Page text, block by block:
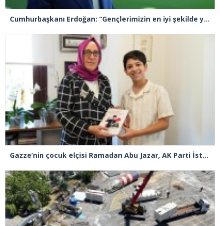
Cumhurbaşkanı Erdoğan: “Gençlerimizin en iyi şekilde yetişmeniz için tüm gücümüzle çalışıyoruz”
Gazze’nin çocuk elçisi Ramadan Abu Jazar, AK Parti İstanbul İl Başkanlığını ziyaret etti